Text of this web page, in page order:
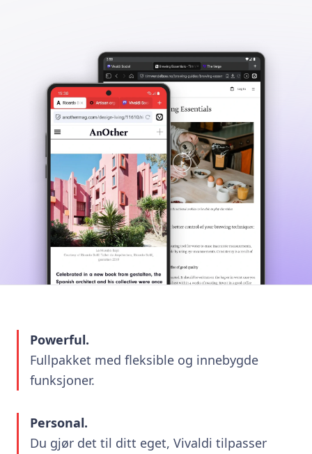
Powerful.
Fullpakket med fleksible og innebygde
funksjoner.
Personal.
Du gjør det til ditt eget, Vivaldi tilpasser